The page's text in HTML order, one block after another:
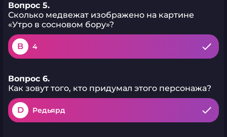
Вопрос 5.
Сколько медвежат изображено на картине
«Утро в сосновом бору»?
B 4
Вопрос 6.
Как зовут того, кто придумал этого персонажа?
D Редьярд